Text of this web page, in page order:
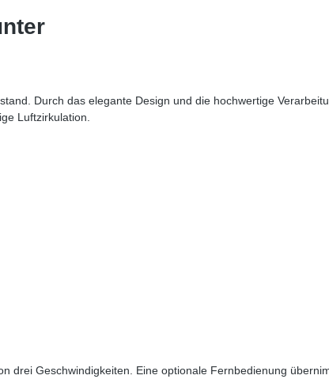
Durch das elegante Design und die hochwertige
Luftzirkulation.
drei Geschwindigkeiten. Eine optionale Fernbedienung